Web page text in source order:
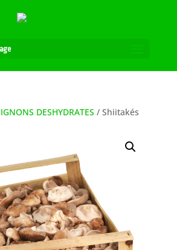
DESHYDRATES / Shiitakés